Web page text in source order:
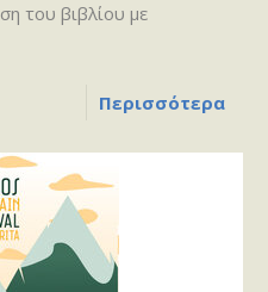
του βιβλίου με
Περισσότερα